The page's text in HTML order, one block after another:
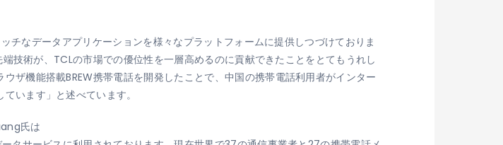
チなデータアプリケーションを様々なプラットフォームに提供しつづけておりま
技術が、TCLの市場での優位性を一層高めるのに貢献できたことをとてもうれし
ザ機能搭載BREW携帯電話を開発したことで、中国の携帯電話利用者がインター
います」と述べています。
氏は